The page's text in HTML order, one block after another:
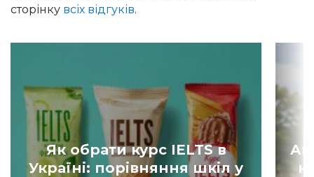
сторінку всіх відгуків.
Як обрати курс IELTS в
Україні: порівняння шкіл у